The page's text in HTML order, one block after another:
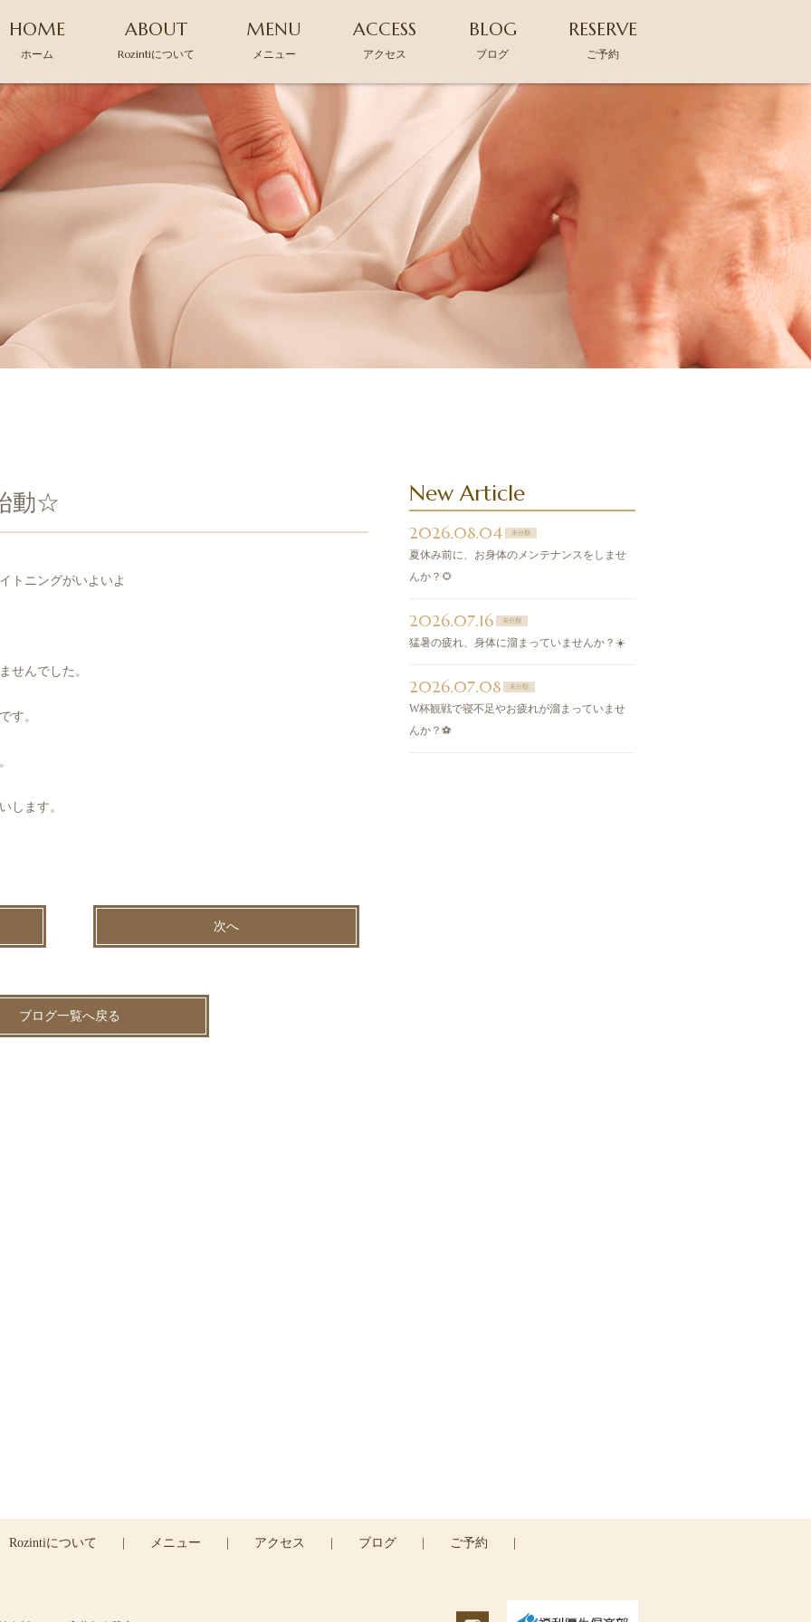
HOME
ホーム
ABOUT
Rozintiについて
MENU
メニュー
ACCESS
アクセス
BLOG
ブログ
RESERVE
ご予約
動☆
トニングがいよいよ
せんでした。
す。
します。
次へ
ブログ一覧へ戻る
New Article
2026.08.04 未分類
夏休み前に、お身体のメンテナンスをしませ
んか？🌻
2026.07.16 未分類
猛暑の疲れ、身体に溜まっていませんか？☀️
2026.07.08 未分類
W杯観戦で寝不足やお疲れが溜まっていませ
んか？⚽
RESERVE >
Rozintiについて メニュー アクセス ブログ ご予約